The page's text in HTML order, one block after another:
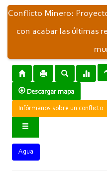
Conflicto Minero:
con acabar las últimas
Descargar mapa
Infórmanos sobre un conflicto
Agua